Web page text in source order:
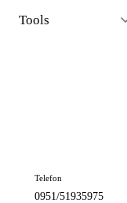
Tools
Telefon
0951/51935975